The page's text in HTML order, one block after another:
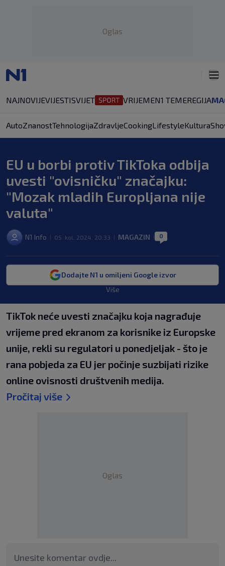
Oglas
NAJNOVIJEVIJESTISVIJET VRIJEMEN1 TEMEREGIJA
AutoZnanostTehnologijaZdravljeCookingLifestyleKultura
EU u borbi protiv TikToka odbija
uvesti "ovisničku" značajku:
"Mozak mladih Europljana nije
valuta"
N1 Info 05. kol. 2024. 20:33 MAGAZIN 0
Dodajte N1 u omiljeni Google izvor
Više
TikTok neće uvesti značajku koja nagrađuje
vrijeme pred ekranom za korisnike iz Europske
unije, rekli su regulatori u ponedjeljak - što je
rana pobjeda za EU jer počinje suzbijati rizike
online ovisnosti društvenih medija.
Pročitaj više
Oglas